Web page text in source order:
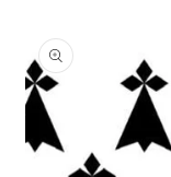
product
information